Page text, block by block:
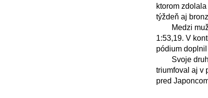
ktorom
týždeň aj
1:53,19. V
pódium
triumfoval aj v
pred